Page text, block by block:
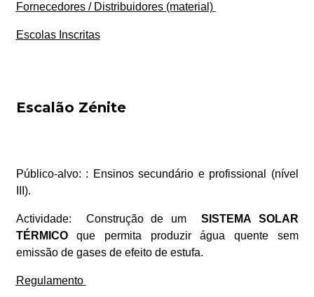
Fornecedores / Distribuidores (material)
Escolas Inscritas
Escalão Zénite
Público-alvo: : Ensinos secundário e profissional (nível
III).
Actividade: Construção de um SISTEMA SOLAR
TÉRMICOque permita produzir água quente sem
emissão de gases de efeito de estufa.
Regulamento